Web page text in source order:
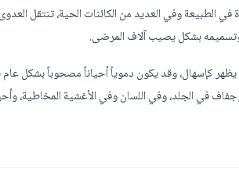
الطبيعة وفي العديد من الكائنات الحية، تنتقل
وتسميمه بشكل يصيب آلاف المرضى.
كإسهال، وقد يكون دموياً أحياناً مصحوباً بشكل
في الجلد، وفي اللسان وفي الأغشية المخاطية،